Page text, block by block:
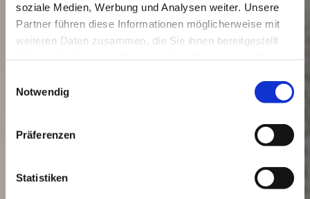
soziale Medien, Werbung und Analysen weiter. Unsere
Partner führen diese Informationen möglicherweise mit
weiteren Daten zusammen, die Sie ihnen bereitgestellt
Notwendig
Präferenzen
Statistiken